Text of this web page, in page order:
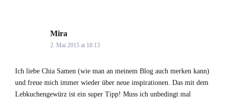
Mira
2. Mai 2015 at 18:13
Ich liebe Chia Samen (wie man an meinem Blog auch merken kann)
und freue mich immer wieder über neue inspirationen. Das mit dem
Lebkuchengewürz ist ein super Tipp! Muss ich unbedingt mal